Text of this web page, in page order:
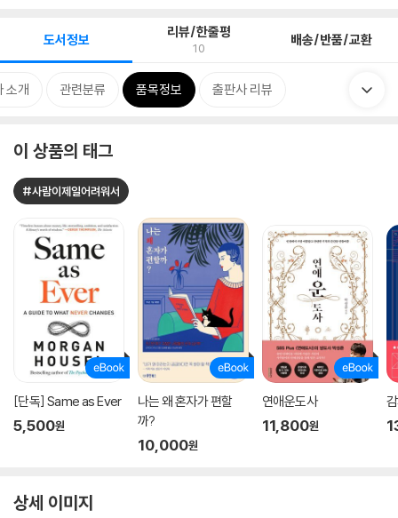
도서정보 리뷰/한줄평
10 배송/반품/교환
소개 관련분류 품목정보 출판사 리뷰
이 상품의 태그
#사람이제일어려워서
[단독] Same as Ever
5,500원
나는 왜 혼자가 편할
까?
10,000원
연애운도사
11,800원
상세 이미지